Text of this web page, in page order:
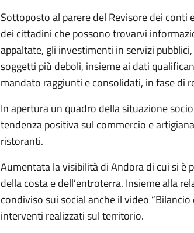
Sottoposto al parere del Revisore dei
dei cittadini che possono trovarvi
appaltate, gli investimenti in servizi
soggetti più deboli, insieme ai dati
mandato raggiunti e consolidati, in fase di
In apertura un quadro della situazione
tendenza positiva sul commercio e
ristoranti.
Aumentata la visibilità di Andora di cui si è
della costa e dell’entroterra. Insieme alla
condiviso sui social anche il video
interventi realizzati sul territorio.